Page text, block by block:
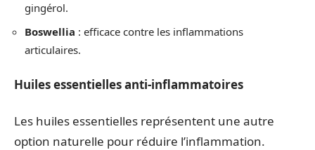
gingérol.
Boswellia : efficace contre les inflammations
articulaires.
Huiles essentielles anti-inflammatoires
Les huiles essentielles représentent une autre
option naturelle pour réduire l’inflammation.